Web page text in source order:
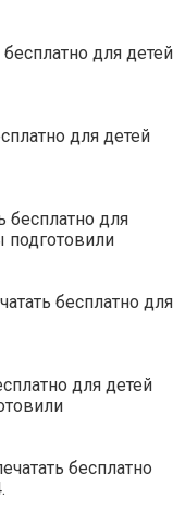
для детей
для детей
бесплатно для
подготовили
бесплатно для
для детей
бесплатно